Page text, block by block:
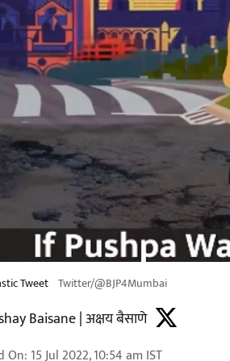
Tweet Twitter/@BJP4Mumbai
Baisane | अक्षय बैसाणे
On: 15 Jul 2022, 10:54 am IST